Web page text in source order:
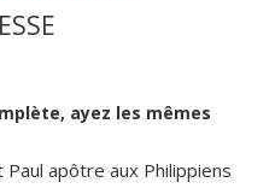
ayez les mêmes
apôtre aux Philippiens